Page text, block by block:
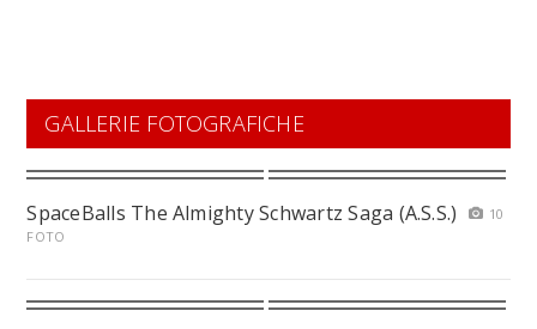
GALLERIE FOTOGRAFICHE
SpaceBalls The Almighty Schwartz Saga (A.S.S.)
10
FOTO